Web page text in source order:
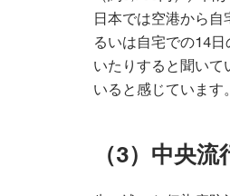
日本では空港から
るいは自宅での14
いたりすると聞いて
いると感じています
（3）中央